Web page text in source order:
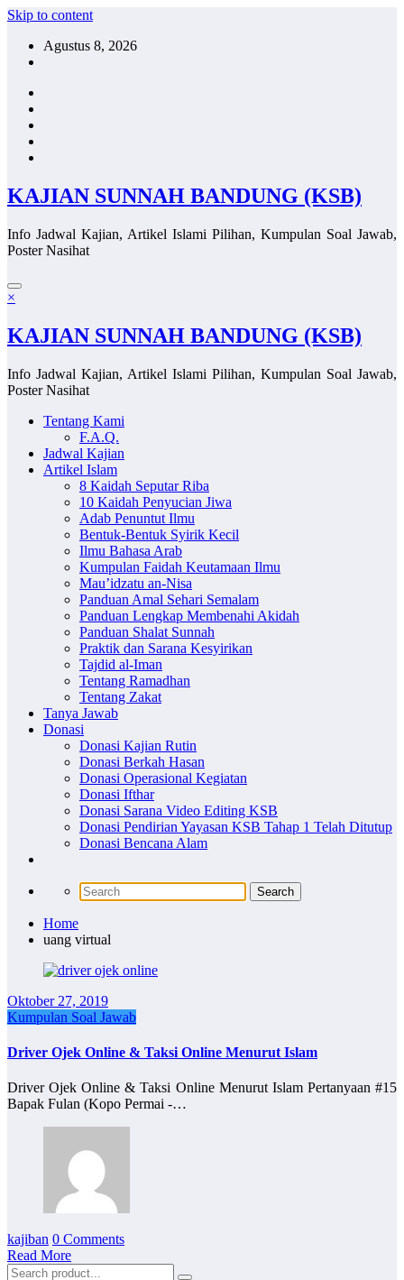
Skip to content
Agustus 8, 2026
KAJIAN SUNNAH BANDUNG (KSB)
Info Jadwal Kajian, Artikel Islami Pilihan, Kumpulan Soal Jawab,
Poster Nasihat
×
KAJIAN SUNNAH BANDUNG (KSB)
Info Jadwal Kajian, Artikel Islami Pilihan, Kumpulan Soal Jawab,
Poster Nasihat
Tentang Kami
F.A.Q.
Jadwal Kajian
Artikel Islam
8 Kaidah Seputar Riba
10 Kaidah Penyucian Jiwa
Adab Penuntut Ilmu
Bentuk-Bentuk Syirik Kecil
Ilmu Bahasa Arab
Kumpulan Faidah Keutamaan Ilmu
Mau’idzatu an-Nisa
Panduan Amal Sehari Semalam
Panduan Lengkap Membenahi Akidah
Panduan Shalat Sunnah
Praktik dan Sarana Kesyirikan
Tajdid al-Iman
Tentang Ramadhan
Tentang Zakat
Tanya Jawab
Donasi
Donasi Kajian Rutin
Donasi Berkah Hasan
Donasi Operasional Kegiatan
Donasi Ifthar
Donasi Sarana Video Editing KSB
Donasi Pendirian Yayasan KSB Tahap 1 Telah Ditutup
Donasi Bencana Alam
Home
uang virtual
Oktober 27, 2019
Kumpulan Soal Jawab
Driver Ojek Online & Taksi Online Menurut Islam
Driver Ojek Online & Taksi Online Menurut Islam Pertanyaan #15
Bapak Fulan (Kopo Permai -…
kajiban 0 Comments
Read More